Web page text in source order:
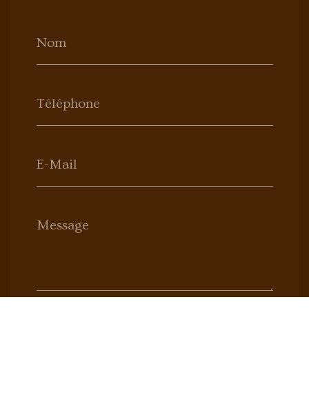
Nom
Téléphone
E-Mail
Message